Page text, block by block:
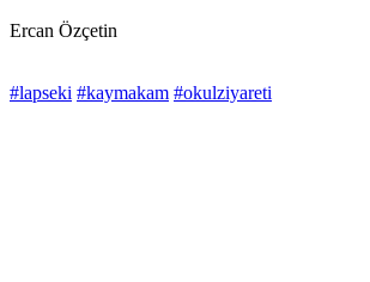
Ercan Özçetin
#lapseki #kaymakam #okulziyareti